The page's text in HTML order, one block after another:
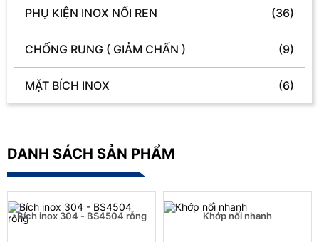
PHỤ KIỆN INOX NỐI REN (36)
CHỐNG RUNG ( GIẢM CHẤN ) (9)
MẶT BÍCH INOX (6)
DANH SÁCH SẢN PHẨM
Bích inox 304 - BS4504 rỗng Khớp nối nhanh